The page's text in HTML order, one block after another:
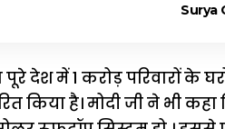
Surya
देश में 1 करोड़ परिवारों के
किया है। मोदी जी ने भी